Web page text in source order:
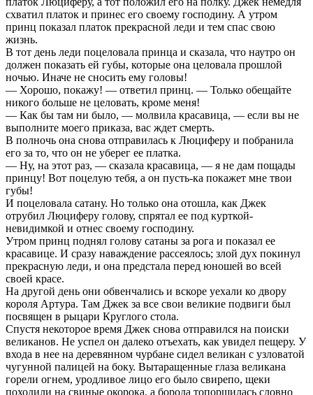
схватил платок и принес его своему господину. А утром
принц показал платок прекрасной леди и тем спас свою
жизнь.
В тот день леди поцеловала принца и сказала, что наутро он
должен показать ей губы, которые она целовала прошлой
ночью. Иначе не сносить ему головы!
— Хорошо, покажу! — ответил принц. — Только обещайте
никого больше не целовать, кроме меня!
— Как бы там ни было, — молвила красавица, — если вы не
выполните моего приказа, вас ждет смерть.
В полночь она снова отправилась к Люциферу и побранила
его за то, что он не уберег ее платка.
— Ну, на этот раз, — сказала красавица, — я не дам пощады
принцу! Вот поцелую тебя, а он пусть-ка покажет мне твои
губы!
И поцеловала сатану. Но только она отошла, как Джек
отрубил Люциферу голову, спрятал ее под курткой-
невидимкой и отнес своему господину.
Утром принц поднял голову сатаны за рога и показал ее
красавице. И сразу наваждение рассеялось; злой дух покинул
прекрасную леди, и она предстала перед юношей во всей
своей красе.
На другой день они обвенчались и вскоре уехали ко двору
короля Артура. Там Джек за все свои великие подвиги был
посвящен в рыцари Круглого стола.
Спустя некоторое время Джек снова отправился на поиски
великанов. Не успел он далеко отъехать, как увидел пещеру. У
входа в нее на деревянном чурбане сидел великан с узловатой
чугунной палицей на боку. Вытаращенные глаза великана
горели огнем, уродливое лицо его было свирепо, щеки
походили на свиные окорока, а борода топорщилась словно